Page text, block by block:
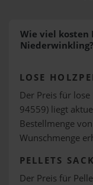
Wie viel kosten
Niederwinkling?
LOSE
Der Preis für
94559) liegt
Bestellmenge
Wunschmenge
PELLETS
Der Preis für